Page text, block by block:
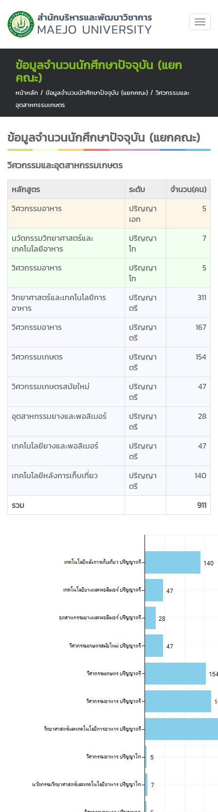
ข้อมูลจำนวนนักศึกษาปัจจุบัน (แยก
คณะ)
หน้าหลัก / ข้อมูลจำนวนนักศึกษาปัจจุบัน (แยกคณะ) /วิศวกรรมและ
อุตสาหกรรมเกษตร
ข้อมูลจำนวนนักศึกษาปัจจุบัน (แยกคณะ)
วิศวกรรมและอุตสาหกรรมเกษตร
หลักสูตร ระดับ
จำนวน(คน)
วิศวกรรมอาหาร
ปริญญา
เอก
5
นวัตกรรมวิทยาศาสตร์และ
เทคโนโลยีอาหาร
ปริญญา
โท
7
วิศวกรรมอาหาร
ปริญญา
โท
5
วิทยาศาสตร์และเทคโนโลยีการ
อาหาร
ปริญญา
ตรี
311
วิศวกรรมอาหาร
ปริญญา
ตรี
167
วิศวกรรมเกษตร
ปริญญา
ตรี
154
วิศวกรรมเกษตรสมัยใหม่
ปริญญา
ตรี
47
อุตสาหกรรมยางและพอลิเมอร์
ปริญญา
ตรี
28
เทคโนโลยียางและพอลิเมอร์
ปริญญา
ตรี
47
เทคโนโลยีหลังการเก็บเกี่ยว
ปริญญา
ตรี
140
รวม 911